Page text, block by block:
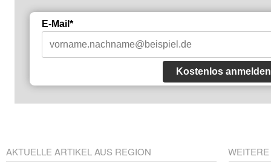
E-Mail*
Kostenlos anmelden
AKTUELLE ARTIKEL AUS REGION